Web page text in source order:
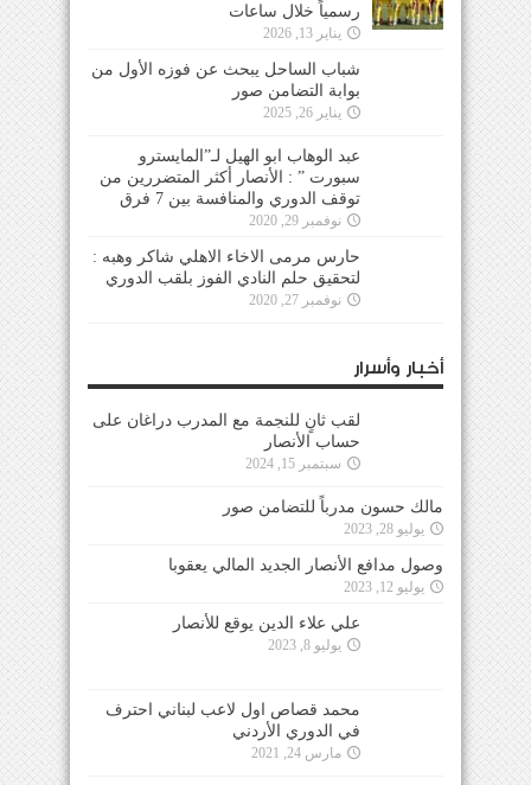
رسمياً خلال ساعات
يناير 13, 2026
شباب الساحل يبحث عن فوزه الأول من
بوابة التضامن صور
يناير 26, 2025
عبد الوهاب ابو الهيل لـ”المايسترو
سبورت ” : الأنصار أكثر المتضررين من
توقف الدوري والمنافسة بين 7 فرق
نوفمبر 29, 2020
حارس مرمى الاخاء الاهلي شاكر وهبه :
لتحقيق حلم النادي الفوز بلقب الدوري
نوفمبر 27, 2020
أخبار وأسرار
لقب ثانٍ للنجمة مع المدرب دراغان على
حساب الأنصار
سبتمبر 15, 2024
مالك حسون مدرباً للتضامن صور
يوليو 28, 2023
وصول مدافع الأنصار الجديد المالي يعقوبا
يوليو 12, 2023
علي علاء الدين يوقع للأنصار
يوليو 8, 2023
محمد قصاص اول لاعب لبناني احترف
في الدوري الأردني
مارس 24, 2021